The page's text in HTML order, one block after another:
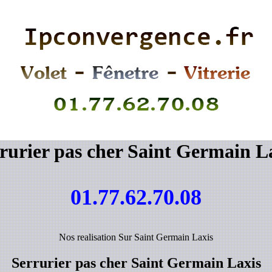
pas cher Saint Germain
01.77.62.70.08
Nos realisation Sur Saint Germain Laxis
Serrurier pas cher Saint Germain Laxis